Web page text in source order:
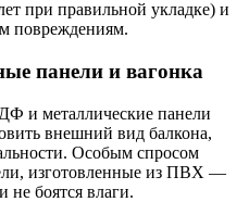
при правильной укладке) и
повреждениям.
панели и вагонка
и металлические панели
внешний вид балкона,
Особым спросом
изготовленные из ПВХ —
не боятся влаги.